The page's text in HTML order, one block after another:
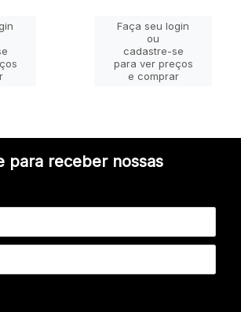
Faça seu login
ou
cadastre-se
para ver preços
e comprar
para receber nossas